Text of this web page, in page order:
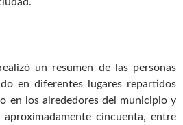
un resumen de las personas
en diferentes lugares repartidos
en los alrededores del municipio y
cincuenta, entre